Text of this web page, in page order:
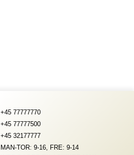
+45 77777770
+45 77777500
+45 32177777
MAN-TOR: 9-16, FRE: 9-14